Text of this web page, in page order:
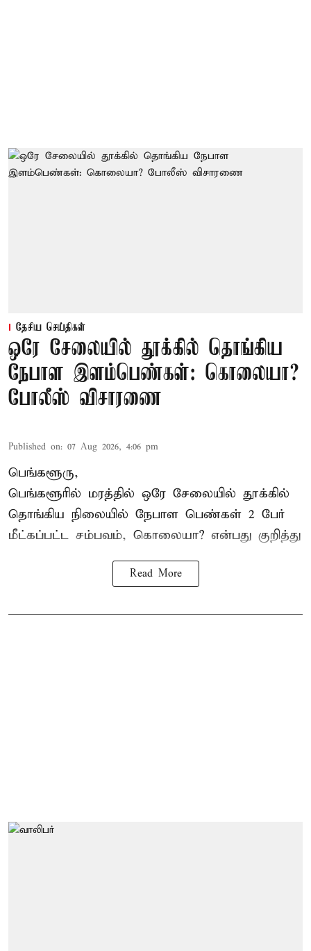
தேசிய செய்திகள்
ஒரே சேலையில் தூக்கில் தொங்கிய
நேபாள இளம்பெண்கள்: கொலையா?
போலீஸ் விசாரணை
Published on: 07 Aug 2026, 4:06 pm
பெங்களூரு,
பெங்களூரில் மரத்தில் ஒரே சேலையில் தூக்கில்
தொங்கிய நிலையில் நேபாள பெண்கள் 2 பேர்
மீட்கப்பட்ட சம்பவம், கொலையா? என்பது குறித்து
Read More